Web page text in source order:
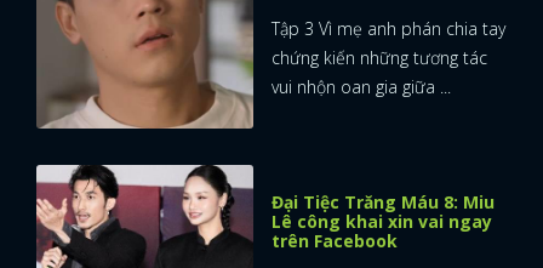
Tập 3 Vì mẹ anh phán chia tay
chứng kiến những tương tác
vui nhộn oan gia giữa ...
Đại Tiệc Trăng Máu 8: Miu
Lê công khai xin vai ngay
trên Facebook